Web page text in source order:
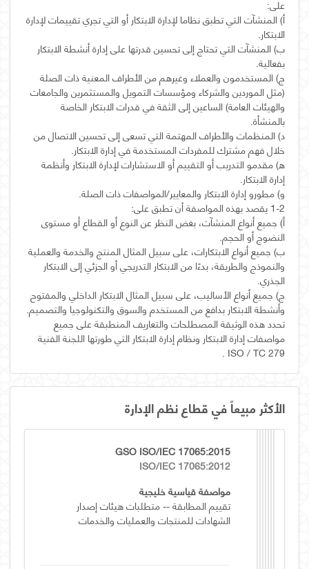
‌أ) المنشآت التي تطبق نظاما لإدارة الابتكار أو التي تجري تقييمات لإدارة
‌ب) المنشآت التي تحتاج إلى تحسين قدرتها على إدارة أنشطة الابتكار
‌ج) المستخدمون والعملاء وغيرهم من الأطراف المعنية ذات الصلة
(مثل الموردين والشركاء ومؤسسات التمويل والمستثمرين والجامعات
والهيئات العامة) الساعين إلى الثقة في قدرات الابتكار الخاصة
‌د) المنظمات والأطراف المهتمة التي تسعى إلى تحسين الاتصال من
‌ه) مقدمو التدريب أو التقييم أو الاستشارات لإدارة الابتكار وأنظمة
‌أ) جميع أنواع المنشآت، بغض النظر عن النوع أو القطاع أو مستوى
‌ب) جميع أنواع الابتكارات، على سبيل المثال المنتج والخدمة والعملية
والنموذج والطريقة، بدءًا من الابتكار التدريجي أو الجزئي إلى الابتكار
‌ج) جميع أنواع الأساليب، على سبيل المثال الابتكار الداخلي والمفتوح
تحدد هذه الوثيقة المصطلحات والتعاريف المنطبقة على جميع
مواصفات إدارة الابتكار ونظام إدارة الابتكار التي طورتها اللجنة الفنية
ISO / TC 279 .
الأكثر مبيعاً في قطاع نظم الإدارة
GSO ISO/IEC 17065:2015
ISO/IEC 17065:2012
مواصفة قياسية خليجية
تقييم المطابقة -- متطلبات هيئات إصدار
الشهادات للمنتجات والعمليات والخدمات